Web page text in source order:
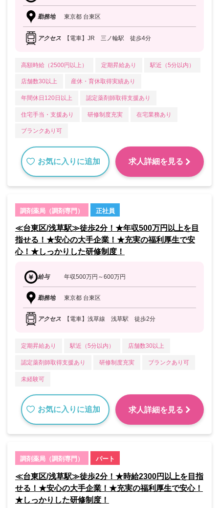
勤務地 東京都 台東区
アクセス 【電車】JR 三ノ輪駅 徒歩4分
高額時給（2500円以上） 定期昇給あり 駅近（5分以内）
店舗数30以上 産休・育休取得実績あり
年間休日120日以上 認定薬剤師取得支援あり
住宅手当・支援あり 研修制度充実 在宅業務あり
ブランクあり可
お気に入りに追加 求人詳細を見る
調剤薬局（調剤専門） 正社員
≪台東区/浅草駅≫徒歩2分！★年収500万円以上を目
指せる！★安心の大手企業！★充実の福利厚生で安
心！★しっかりした研修制度！
給与 年収500万円～600万円
勤務地 東京都 台東区
アクセス 【電車】浅草線 浅草駅 徒歩2分
定期昇給あり 駅近（5分以内） 店舗数30以上
認定薬剤師取得支援あり 研修制度充実 ブランクあり可
未経験可
お気に入りに追加 求人詳細を見る
調剤薬局（調剤専門） パート
≪台東区/浅草駅≫徒歩2分！★時給2300円以上を目指
せる！★安心の大手企業！★充実の福利厚生で安心！
★しっかりした研修制度！